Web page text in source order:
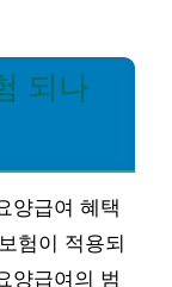
되나
양급여 혜택
험이 적용되
양급여의 범